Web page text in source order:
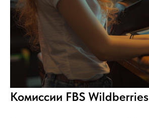
Комиссии FBS Wildberries